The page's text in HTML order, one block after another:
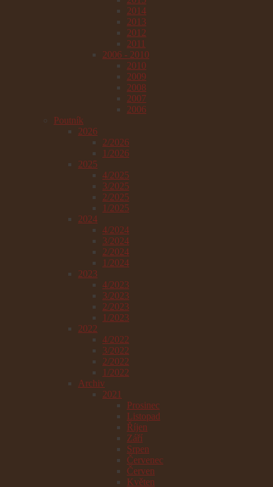
2014
2013
2012
2011
2006 - 2010
2010
2009
2008
2007
2006
Poutník
2026
2/2026
1/2026
2025
4/2025
3/2025
2/2025
1/2025
2024
4/2024
3/2024
2/2024
1/2024
2023
4/2023
3/2023
2/2023
1/2023
2022
4/2022
3/2022
2/2022
1/2022
Archiv
2021
Prosinec
Listopad
Říjen
Září
Srpen
Červenec
Červen
Květen